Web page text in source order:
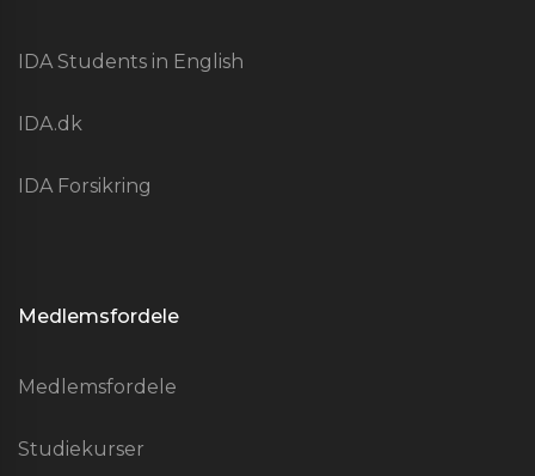
IDA Students in English
IDA.dk
IDA Forsikring
Medlemsfordele
Medlemsfordele
Studiekurser